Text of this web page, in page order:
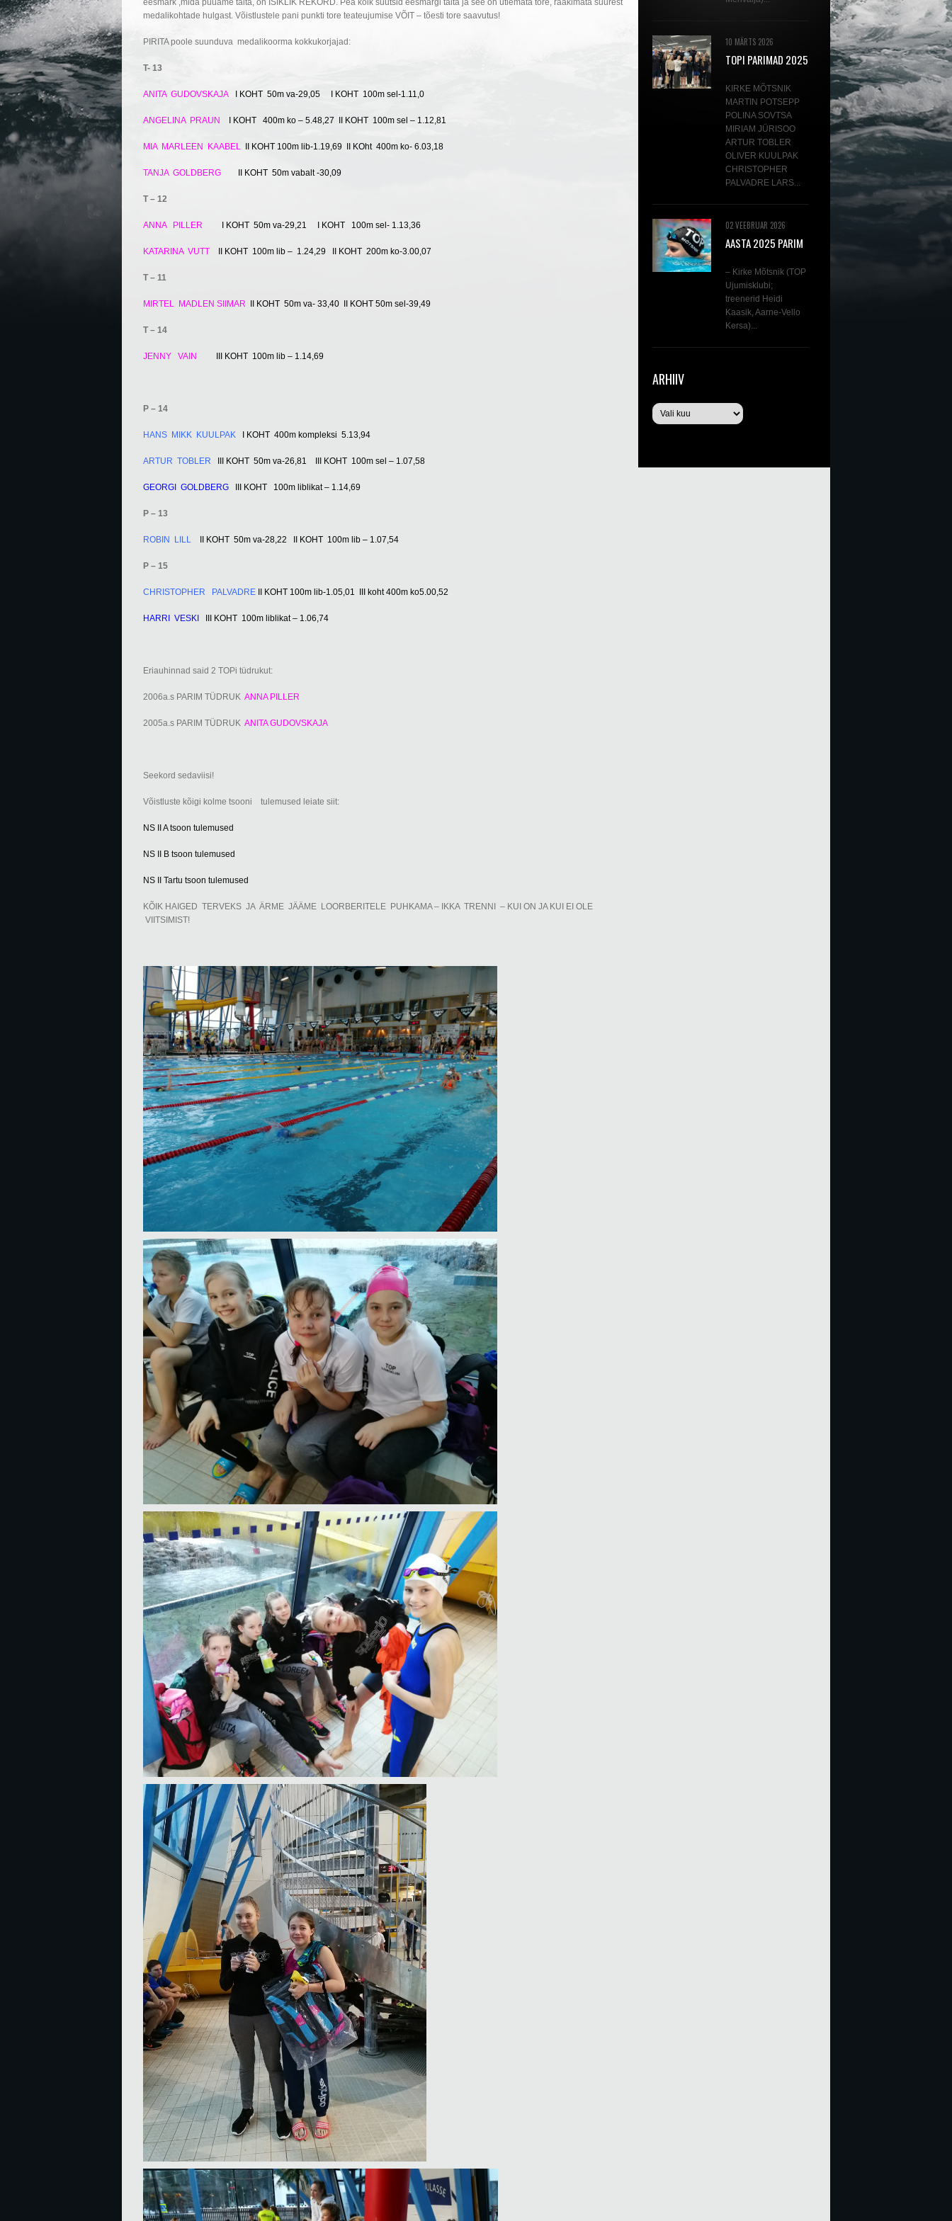
eesmärk ,mida püüame täita, on ISIKLIK REKORD. Pea kõik suutsid eesmärgi täita ja see on ütlemata tore, rääkimata suurest
medalikohtade hulgast. Võistlustele pani punkti tore teateujumise VÕIT – tõesti tore saavutus!
PIRITA poole suunduva medalikoorma kokkukorjajad:
T- 13
ANITA GUDOVSKAJA I KOHT 50m va-29,05 I KOHT 100m sel-1.11,0
ANGELINA PRAUN I KOHT 400m ko – 5.48,27 II KOHT 100m sel – 1.12,81
MIA MARLEEN KAABEL II KOHT 100m lib-1.19,69 II KOht 400m ko- 6.03,18
TANJA GOLDBERG II KOHT 50m vabalt -30,09
T – 12
ANNA PILLER I KOHT 50m va-29,21 I KOHT 100m sel- 1.13,36
KATARINA VUTT II KOHT 100m lib – 1.24,29 II KOHT 200m ko-3.00,07
T – 11
MIRTEL MADLEN SIIMAR II KOHT 50m va- 33,40 II KOHT 50m sel-39,49
T – 14
JENNY VAIN III KOHT 100m lib – 1.14,69
P – 14
HANS MIKK KUULPAK I KOHT 400m kompleksi 5.13,94
ARTUR TOBLER III KOHT 50m va-26,81 III KOHT 100m sel – 1.07,58
GEORGI GOLDBERG III KOHT 100m liblikat – 1.14,69
P – 13
ROBIN LILL II KOHT 50m va-28,22 II KOHT 100m lib – 1.07,54
P – 15
CHRISTOPHER PALVADRE II KOHT 100m lib-1.05,01 III koht 400m ko5.00,52
HARRI VESKI III KOHT 100m liblikat – 1.06,74
Eriauhinnad said 2 TOPi tüdrukut:
2006a.s PARIM TÜDRUK ANNA PILLER
2005a.s PARIM TÜDRUK ANITA GUDOVSKAJA
Seekord sedaviisi!
Võistluste kõigi kolme tsooni tulemused leiate siit:
NS II A tsoon tulemused
NS II B tsoon tulemused
NS II Tartu tsoon tulemused
KÕIK HAIGED TERVEKS JA ÄRME JÄÄME LOORBERITELE PUHKAMA – IKKA TRENNI – KUI ON JA KUI EI OLE
VIITSIMIST!
10 MÄRTS 2026
TOPI PARIMAD 2025
KIRKE MÕTSNIK
MARTIN POTSEPP
POLINA SOVTSA
MIRIAM JÜRISOO
ARTUR TOBLER
OLIVER KUULPAK
CHRISTOPHER
PALVADRE LARS...
02 VEEBRUAR 2026
AASTA 2025 PARIM
MÕTSNIK
– Kirke Mõtsnik (TOP
Ujumisklubi;
treenerid Heidi
Kaasik, Aarne-Vello
Kersa)...
ARHIIV
Arhiiv